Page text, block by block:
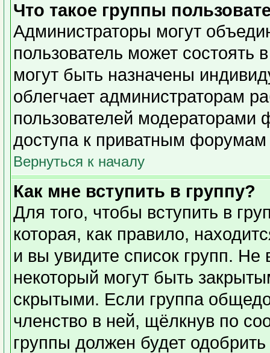
Что такое группы
Администраторы могут
пользователь может состоять
могут быть назначены
облегчает администраторам
пользователей
доступа к приватным форумам
Вернуться к началу
Как мне вступить в группу?
Для того, чтобы вступить в
которая, как правило,
и вы увидите список групп. Не
некоторый могут быть
скрытыми. Если группа
членство в ней, щёлкнув по
группы должен будет